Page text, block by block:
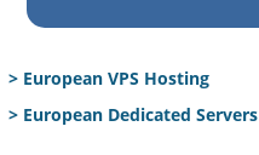
> European VPS Hosting
> European Dedicated Servers